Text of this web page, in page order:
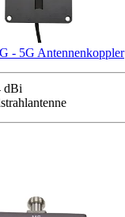
- 5G Antennenkoppler
dBi